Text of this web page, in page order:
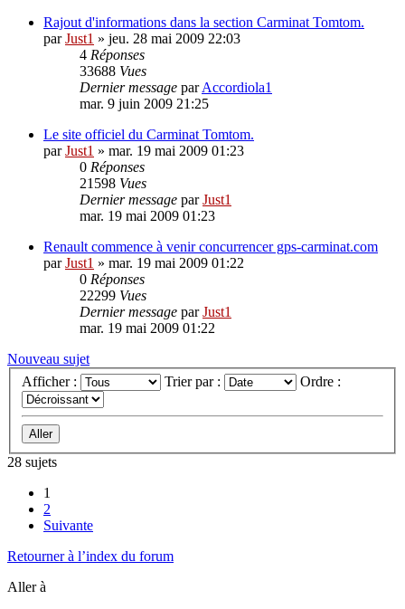
Rajout d'informations dans la section Carminat Tomtom.
parJust1 » jeu. 28 mai 2009 22:03
4 Réponses
33688 Vues
Dernier message parAccordiola1
mar. 9 juin 2009 21:25
Le site officiel du Carminat Tomtom.
parJust1 » mar. 19 mai 2009 01:23
0 Réponses
21598 Vues
Dernier message parJust1
mar. 19 mai 2009 01:23
Renault commence à venir concurrencer gps-carminat.com
parJust1 » mar. 19 mai 2009 01:22
0 Réponses
22299 Vues
Dernier message parJust1
mar. 19 mai 2009 01:22
Nouveau sujet
Afficher :
Trier par : Ordre :
28 sujets
1
2
Suivante
Retourner à l’index du forum
Aller à